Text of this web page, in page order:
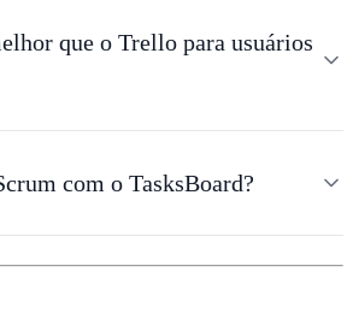
que o Trello para usuários
com o TasksBoard?